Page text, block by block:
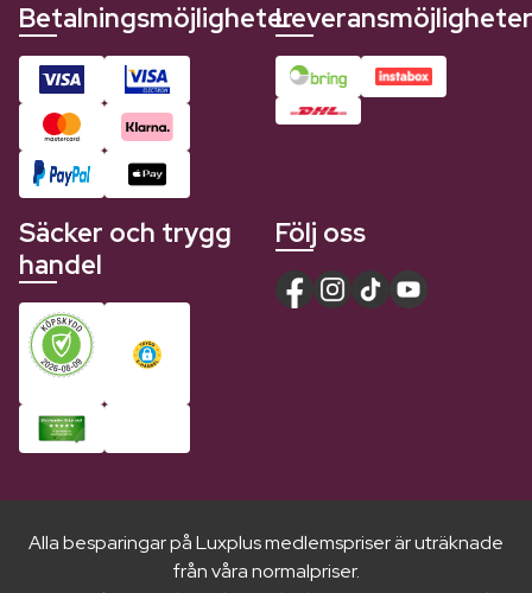
BetalningsmöjligheterLeveransmöjligheter
Säcker och trygg
handel
Följ oss
Alla besparingar på Luxplus medlemspriser är uträknade
från våra normalpriser.